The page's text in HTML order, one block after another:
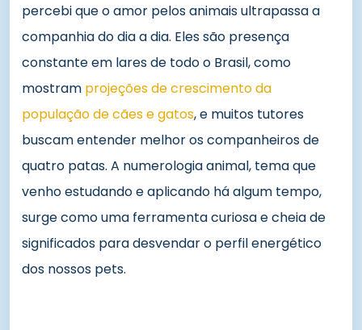
percebi que o amor pelos animais ultrapassa a
companhia do dia a dia. Eles são presença
constante em lares de todo o Brasil, como
mostram projeções de crescimento da
população de cães e gatos, e muitos tutores
buscam entender melhor os companheiros de
quatro patas. A numerologia animal, tema que
venho estudando e aplicando há algum tempo,
surge como uma ferramenta curiosa e cheia de
significados para desvendar o perfil energético
dos nossos pets.